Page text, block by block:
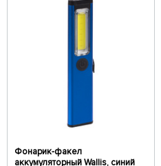
Фонарик-факел
аккумуляторный Wallis, синий